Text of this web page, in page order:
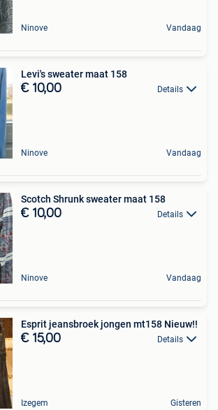
Ninove Vandaag
Levi's sweater maat 158
€ 10,00 Details
Ninove Vandaag
Scotch Shrunk sweater maat 158
€ 10,00 Details
Ninove Vandaag
Esprit jeansbroek jongen mt158 Nieuw!!
€ 15,00 Details
Izegem Gisteren